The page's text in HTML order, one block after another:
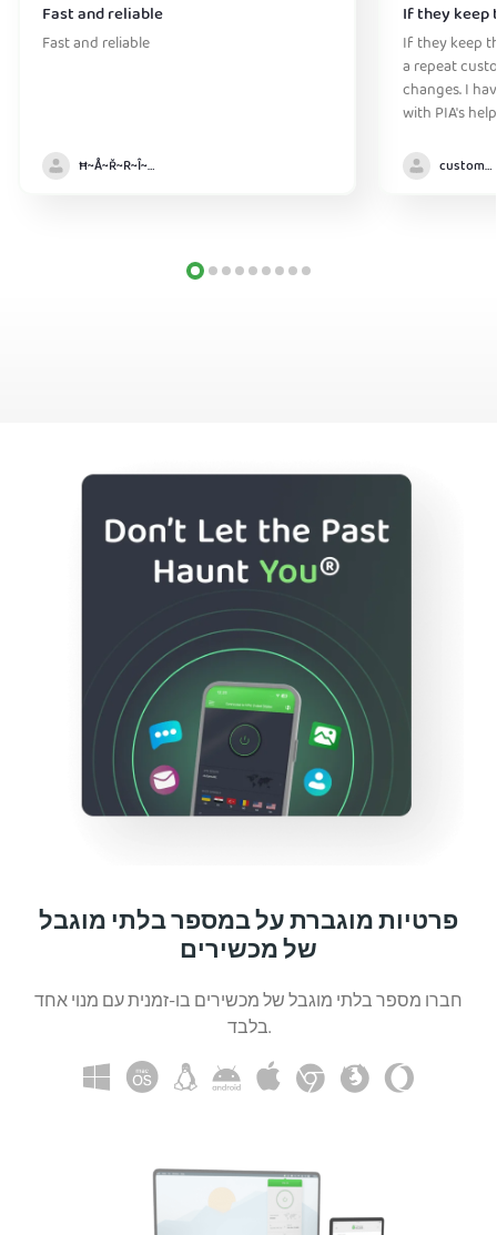
Fast and reliable
Fast and reliable
Ħ~Å~Ř~R~Î~ẞ👻
If they keep
If they keep
a repeat
changes. I
with PIA's
customer
פרטיות מוגברת על במספר בלתי מוגבל
של מכשירים
חברו מספר בלתי מוגבל של מכשירים בו-זמנית עם מנוי אחד
בלבד.